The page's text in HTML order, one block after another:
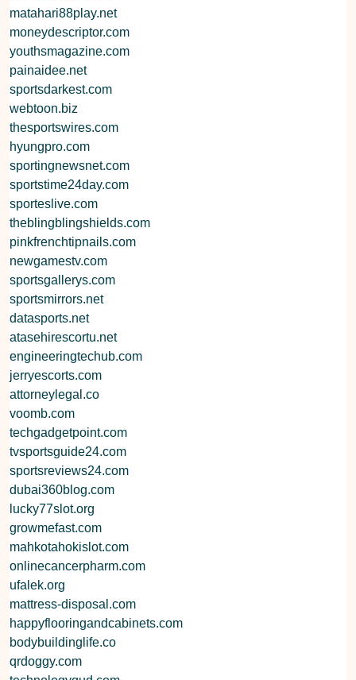
matahari88play.net
moneydescriptor.com
youthsmagazine.com
painaidee.net
sportsdarkest.com
webtoon.biz
thesportswires.com
hyungpro.com
sportingnewsnet.com
sportstime24day.com
sporteslive.com
theblingblingshields.com
pinkfrenchtipnails.com
newgamestv.com
sportsgallerys.com
sportsmirrors.net
datasports.net
atasehirescortu.net
engineeringtechub.com
jerryescorts.com
attorneylegal.co
voomb.com
techgadgetpoint.com
tvsportsguide24.com
sportsreviews24.com
dubai360blog.com
lucky77slot.org
growmefast.com
mahkotahokislot.com
onlinecancerpharm.com
ufalek.org
mattress-disposal.com
happyflooringandcabinets.com
bodybuildinglife.co
qrdoggy.com